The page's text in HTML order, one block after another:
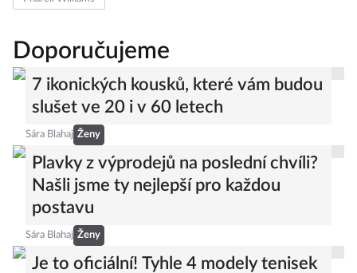
Doporučujeme
7 ikonických kousků, které vám budou
slušet ve 20 i v 60 letech
Sára Blahaj Ženy
Plavky z výprodejů na poslední chvíli?
Našli jsme ty nejlepší pro každou
postavu
Sára Blahaj Ženy
Je to oficiální! Tyhle 4 modely tenisek